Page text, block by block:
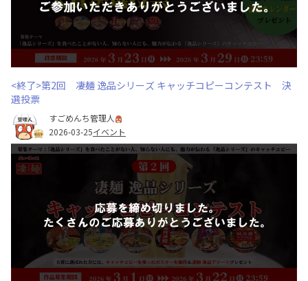
<終了>第2回 凄麺 逸品シリーズ キャッチコピーコンテスト 決
選投票
すごめんち管理人
2026-03-25イベント